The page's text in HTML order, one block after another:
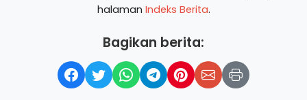
halaman Indeks Berita.
Bagikan berita: